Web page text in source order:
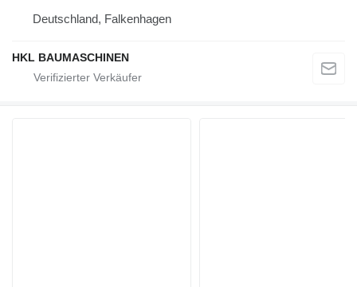
Deutschland, Falkenhagen
HKL BAUMASCHINEN